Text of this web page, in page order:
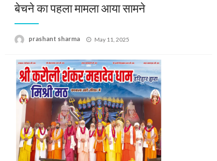
बेचने का पहला मामला आया सामने
prashant sharma
Posted
May 11, 2025